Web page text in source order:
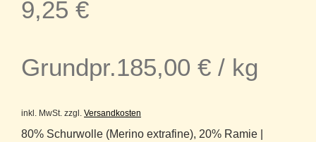
9,25 €
Grundpr.185,00 € / kg
inkl. MwSt. zzgl. Versandkosten
80% Schurwolle (Merino extrafine), 20% Ramie |